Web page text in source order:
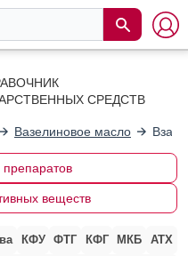
СРЕДСТВ
Вазелиновое масло
веществ
КФУ ФТГ КФГ МКБ АТХ